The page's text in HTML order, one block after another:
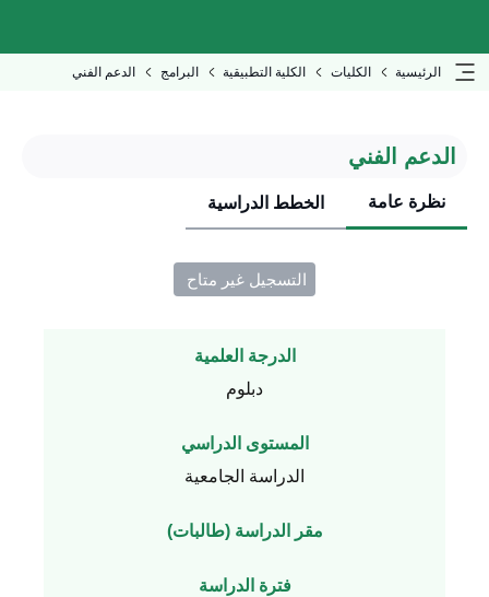
الرئيسية الكليات الكلية التطبيقية البرامج الدعم الفني
الدعم الفني
نظرة عامة الخطط الدراسية
التسجيل غير متاح ​
الدرجة العلمية
دبلوم
المستوى الدراسي
الدراسة الجامعية
مقر الدراسة (طالبات)
فترة الدراسة